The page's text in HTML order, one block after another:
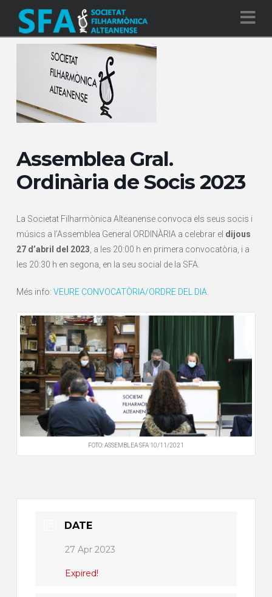
Assemblea Gral.
Ordinària de Socis 2023
La Societat Filharmònica Alteanense convoca els seus socis i
músics a l’Assemblea General ORDINÀRIA a celebrar el dijous
27 d’abril del 2023 , a les 20:00 h en primera convocatòria, i a
les 20:30 h en segona, en la seu social de la SFA.
Més info: VEURE CONVOCATÒRIA/ORDRE DEL DIA
FOTO: ASSEMBLEA SFA 10/11/2021
DATE
27 Apr 2023
Expired!